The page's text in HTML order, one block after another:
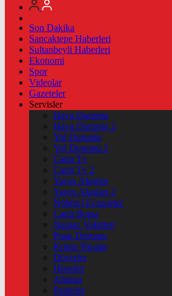
Son Dakika
Sancaktepe Haberleri
Sultanbeyli Haberleri
Ekonomi
Spor
Videolar
Gazeteler
Servisler
Hava Durumu
Hava Durumu 2
Yol Durumu
Yol Durumu 2
Canlı Tv
Canlı Tv 2
Yayın Akışları
Yayın Akışları 2
Nöbetçi Eczaneler
Canlı Borsa
Namaz Vakitleri
Puan Durumu
Kripto Paralar
Dövizler
Hisseler
Altınlar
Pariteler